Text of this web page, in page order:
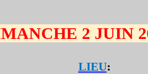
2 JUIN
LIEU: